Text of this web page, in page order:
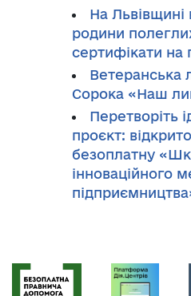
На Львівщині
родини
сертифікати на
Ветеранська
Сорока «Наш
Перетворіть
проєкт:
безоплатну
інноваційного